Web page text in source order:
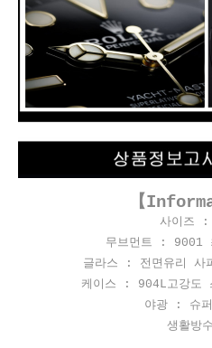
【
사이즈 :
무브먼트 : 9001
글라스 : 전면유리 사
케이스 : 904L고강도
야광 : 슈퍼
생활방